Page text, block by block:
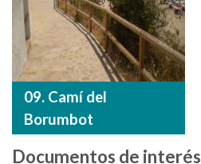
09. Camí del
Borumbot
Documentos de interés